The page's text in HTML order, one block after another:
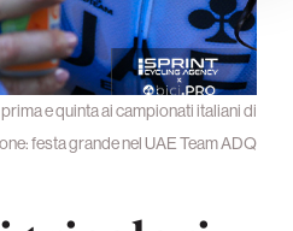
e quinta ai campionati italiani di
festa grande nel UAE Team ADQ